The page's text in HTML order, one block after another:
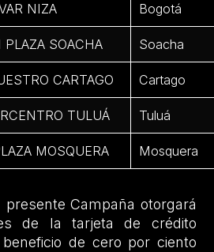
NIZA Bogotá
PLAZA SOACHA Soacha
CARTAGO Cartago
TULUÁ Tuluá
MOSQUERA Mosquera
Campaña otorgará
de la tarjeta de crédito
beneficio de cero por ciento